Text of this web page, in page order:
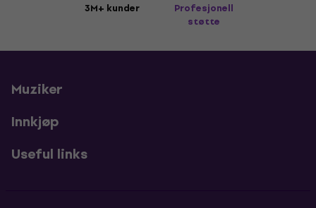
3M+ kunder
Profesjonell
støtte
Muziker
Innkjøp
Useful links